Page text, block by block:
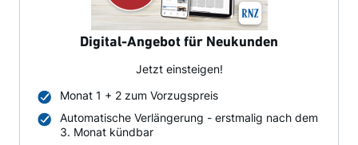
Digital-Angebot für Neukunden
Jetzt einsteigen!
Monat 1 + 2 zum Vorzugspreis
Automatische Verlängerung - erstmalig nach dem
3. Monat kündbar